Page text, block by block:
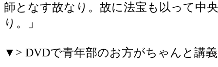
師となす故なり。故に法宝も以って中
り。」
▼> DVDで青年部のお方がちゃんと講